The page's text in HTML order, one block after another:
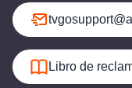
Libro de